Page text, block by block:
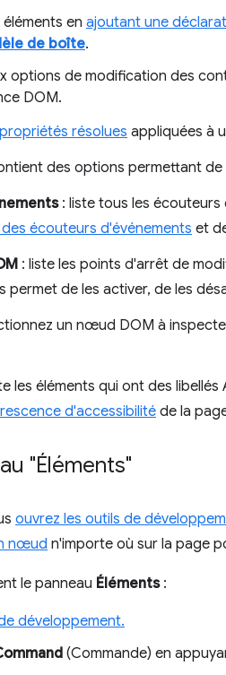
en ajoutant une
de boîte.
options de modification des
DOM.
résolues appliquées à
des options permettant de
: liste tous les écouteurs
écouteurs d'événements et
: liste les points d'arrêt de
permet de les activer, de les
un nœud DOM à
les éléments qui ont des
d'accessibilitéde la
"Éléments"
ouvrez les outils de
nœud n'importe où sur la page
le panneau Éléments:
développement.
(Commande) en